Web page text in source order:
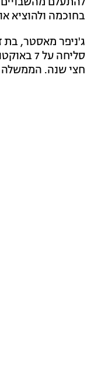
בחוכמה ולהוציא
סליחה
חצי שנה. הממשלה